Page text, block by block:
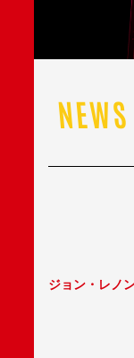
NEWS
ジョン・レノ